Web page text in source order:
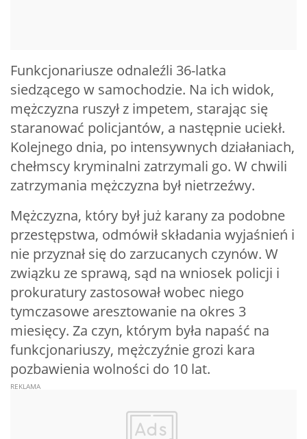
Funkcjonariusze odnaleźli 36-latka
siedzącego w samochodzie. Na ich widok,
mężczyzna ruszył z impetem, starając się
staranować policjantów, a następnie uciekł.
Kolejnego dnia, po intensywnych działaniach,
chełmscy kryminalni zatrzymali go. W chwili
zatrzymania mężczyzna był nietrzeźwy.
Mężczyzna, który był już karany za podobne
przestępstwa, odmówił składania wyjaśnień i
nie przyznał się do zarzucanych czynów. W
związku ze sprawą, sąd na wniosek policji i
prokuratury zastosował wobec niego
tymczasowe aresztowanie na okres 3
miesięcy. Za czyn, którym była napaść na
funkcjonariuszy, mężczyźnie grozi kara
pozbawienia wolności do 10 lat.